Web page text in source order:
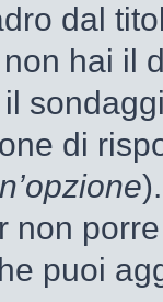
dal
hai il
di
non
puoi